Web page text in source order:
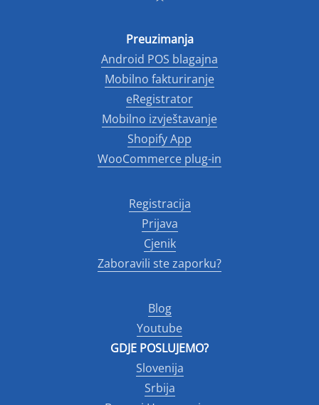
Preuzimanja
Android POS blagajna
Mobilno fakturiranje
eRegistrator
Mobilno izvještavanje
Shopify App
WooCommerce plug-in
Registracija
Prijava
Cjenik
Zaboravili ste zaporku?
Blog
Youtube
GDJE POSLUJEMO?
Slovenija
Srbija